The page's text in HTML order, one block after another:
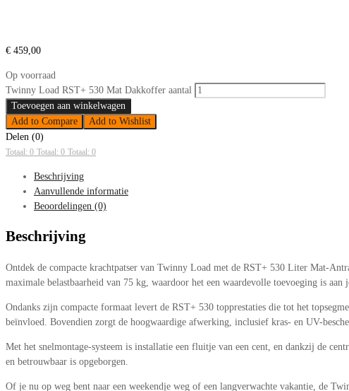
€ 459,00
Op voorraad
Twinny Load RST+ 530 Mat Dakkoffer aantal
Toevoegen aan winkelwagen
Add to Compare
Add to Wishlist
Delen (0)
Totaal: 0 Totaal: 0 Totaal: 0
Beschrijving
Aanvullende informatie
Beoordelingen (0)
Beschrijving
Ontdek de compacte krachtpatser van Twinny Load met de RST+ 530 Liter Mat-
maximale belastbaarheid van 75 kg, waardoor het een waardevolle toevoeging is aan
Ondanks zijn compacte formaat levert de RST+ 530 topprestaties die tot het
beïnvloed. Bovendien zorgt de hoogwaardige afwerking, inclusief kras- en UV-
Met het snelmontage-systeem is installatie een fluitje van een cent, en dankzij de
en betrouwbaar is opgeborgen.
Of je nu op weg bent naar een weekendje weg of een langverwachte vakantie, de